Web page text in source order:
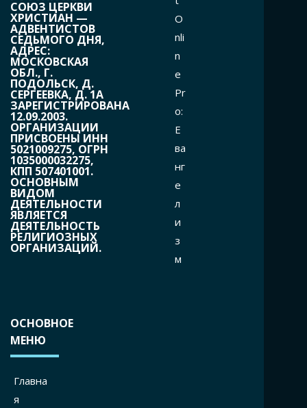
СОЮЗ ЦЕРКВИ
ХРИСТИАН —
АДВЕНТИСТОВ
СЕДЬМОГО ДНЯ,
АДРЕС:
МОСКОВСКАЯ
ОБЛ., Г.
ПОДОЛЬСК, Д.
СЕРГЕЕВКА, Д. 1А
ЗАРЕГИСТРИРОВАНА
12.09.2003.
ОРГАНИЗАЦИИ
ПРИСВОЕНЫ ИНН
5021009275, ОГРН
1035000032275,
КПП 507401001.
ОСНОВНЫМ
ВИДОМ
ДЕЯТЕЛЬНОСТИ
ЯВЛЯЕТСЯ
ДЕЯТЕЛЬНОСТЬ
РЕЛИГИОЗНЫХ
ОРГАНИЗАЦИЙ.
O
nli
n
e
Pr
o:
Е
ва
нг
е
л
и
з
м
ОСНОВНОЕ
МЕНЮ
Главна
я